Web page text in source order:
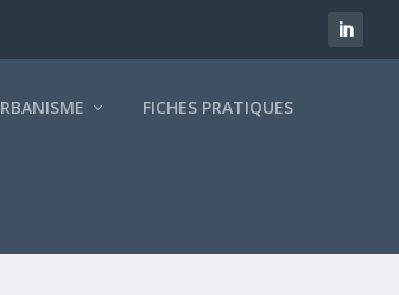
FICHES PRATIQUES